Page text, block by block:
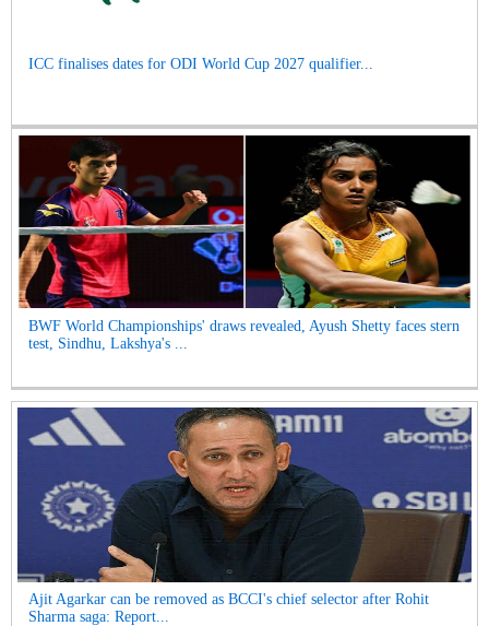
ICC finalises dates for ODI World Cup 2027 qualifier...
BWF World Championships' draws revealed, Ayush Shetty faces stern
test, Sindhu, Lakshya's ...
Ajit Agarkar can be removed as BCCI's chief selector after Rohit
Sharma saga: Report...